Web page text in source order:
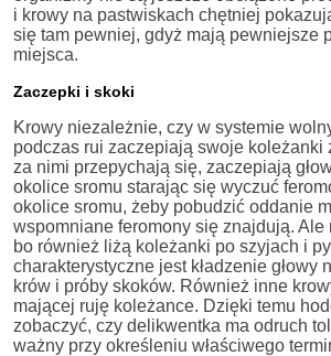
i krowy na pastwiskach chętniej
się tam pewniej, gdyż mają pewniejsze
miejsca.
Zaczepki i skoki
Krowy niezależnie, czy w systemie
podczas rui zaczepiają swoje koleżanki
za nimi przepychają się, zaczepiają
okolice sromu starając się wyczuć
okolice sromu, żeby pobudzić oddanie
wspomniane feromony się znajdują. Ale
bo również liżą koleżanki po szyjach i
charakterystyczne jest kładzenie głowy
krów i próby skoków. Również inne
mającej ruję koleżance. Dzięki temu
zobaczyć, czy delikwentka ma odruch
ważny przy określeniu właściwego